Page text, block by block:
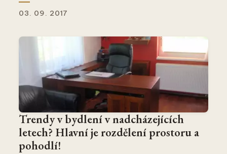
03. 09. 2017
Trendy v bydlení v nadcházejících
letech? Hlavní je rozdělení prostoru a
pohodlí!